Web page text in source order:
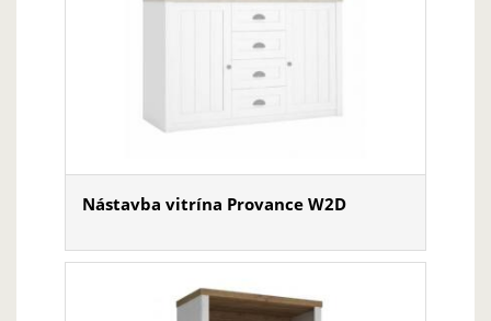
Nástavba vitrína Provance W2D